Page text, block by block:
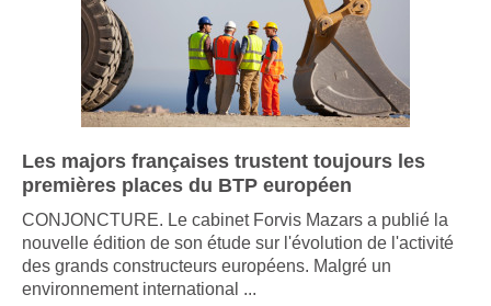
Les majors françaises trustent toujours les
premières places du BTP européen
CONJONCTURE. Le cabinet Forvis Mazars a publié la
nouvelle édition de son étude sur l'évolution de l'activité
des grands constructeurs européens. Malgré un
environnement international ...